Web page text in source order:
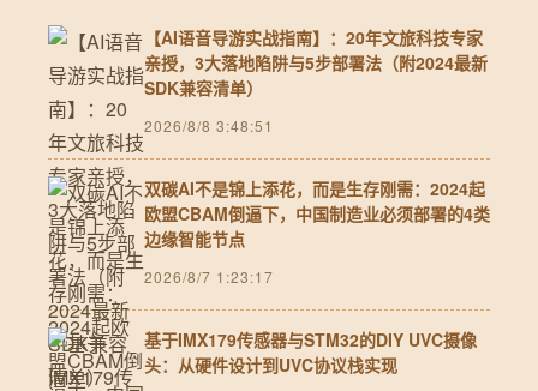
【AI语音导游实战指南】：20年文旅科技专家
亲授，3大落地陷阱与5步部署法（附2024最新
SDK兼容清单）
2026/8/8 3:48:51
双碳AI不是锦上添花，而是生存刚需：2024起
欧盟CBAM倒逼下，中国制造业必须部署的4类
边缘智能节点
2026/8/7 1:23:17
基于IMX179传感器与STM32的DIY UVC摄像
头：从硬件设计到UVC协议栈实现